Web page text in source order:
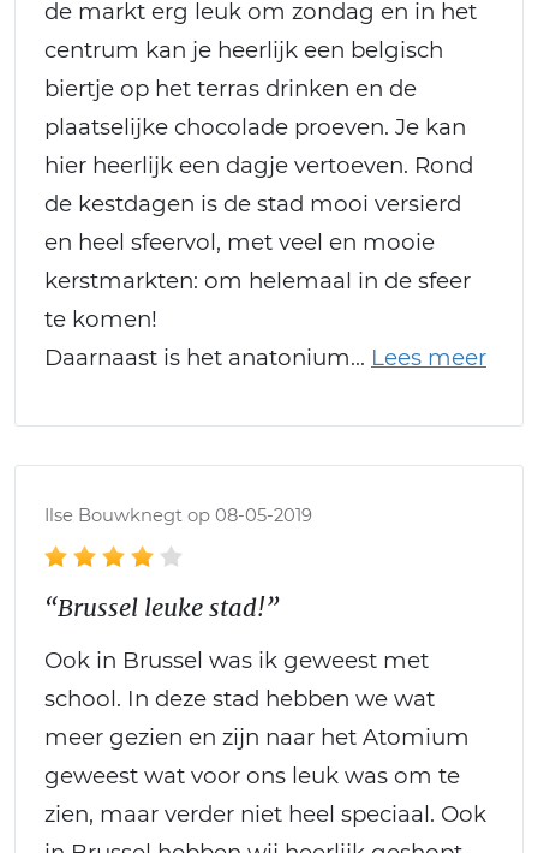
de markt erg leuk om zondag en in het
centrum kan je heerlijk een belgisch
biertje op het terras drinken en de
plaatselijke chocolade proeven. Je kan
hier heerlijk een dagje vertoeven. Rond
de kestdagen is de stad mooi versierd
en heel sfeervol, met veel en mooie
kerstmarkten: om helemaal in de sfeer
te komen!
Daarnaast is het anatonium
Ilse Bouwknegt op 08-05-2019
“Brussel leuke stad!”
Ook in Brussel was ik geweest met
school. In deze stad hebben we wat
meer gezien en zijn naar het Atomium
geweest wat voor ons leuk was om te
zien, maar verder niet heel speciaal. Ook